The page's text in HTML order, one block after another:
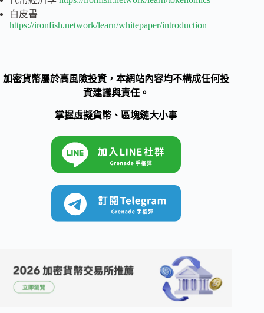
白皮書
https://ironfish.network/learn/whitepaper/introduction
加密貨幣屬於高風險投資，本網站內容均不構成任何投
資建議與責任。
掌握虛擬貨幣、區塊鏈大小事